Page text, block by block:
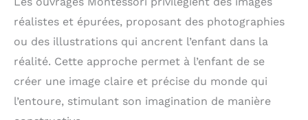
réalistes et épurées, proposant des photographies
ou des illustrations qui ancrent l’enfant dans la
réalité. Cette approche permet à l’enfant de se
créer une image claire et précise du monde qui
l’entoure, stimulant son imagination de manière